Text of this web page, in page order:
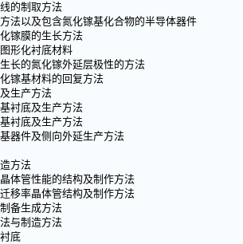
的制取方法
法以及包含氮化镓基化合物的半导体器件
镓膜的生长方法
形化衬底材料
长的氮化镓外延层极性的方法
镓基材料的回复方法
生产方法
衬底及生产方法
衬底及生产方法
器件及侧向外延生产方法
方法
体管性能的结构及制作方法
移率晶体管结构及制作方法
备生成方法
与制造方法
底